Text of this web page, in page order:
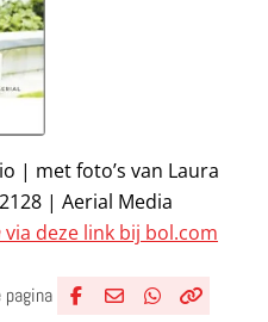
| met foto’s van Laura
| Aerial Media
via deze link bij bol.com
pagina